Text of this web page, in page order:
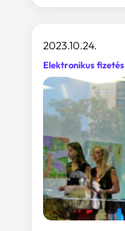
2023.10.24.
Elektronikus fizetés